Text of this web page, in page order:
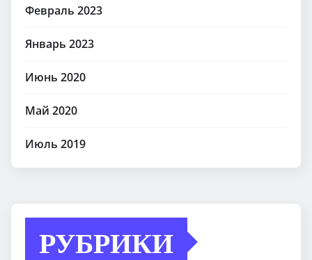
Февраль 2023
Январь 2023
Июнь 2020
Май 2020
Июль 2019
РУБРИКИ